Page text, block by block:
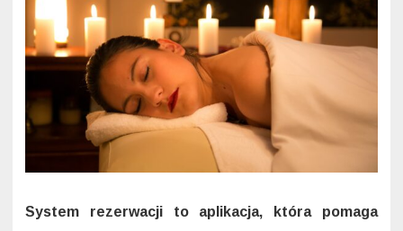
System rezerwacji to aplikacja, która pomaga